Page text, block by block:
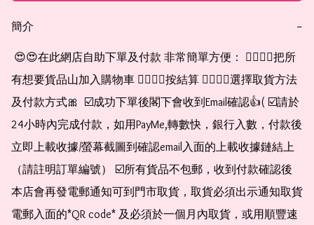
簡介 −
有想要貨品山加入購物車 👉🏻👉🏻按結算 👉🏻👉🏻選擇取貨方法
及付款方式🎀  ☑️成功下單後閣下會收到Email確認👍( ☑️請於
24小時內完成付款，如用PayMe,轉數快，銀行入數，付款後
立即上載收據/螢幕截圖到確認email入面的上載收據鏈結上
（請註明訂單編號） ☑️所有貨品不包郵，收到付款確認後
本店會再發電郵通知可到門市取貨，取貨必須出示通知取貨
電郵入面的*QR code* 及必須於一個月內取貨，或用順豐速